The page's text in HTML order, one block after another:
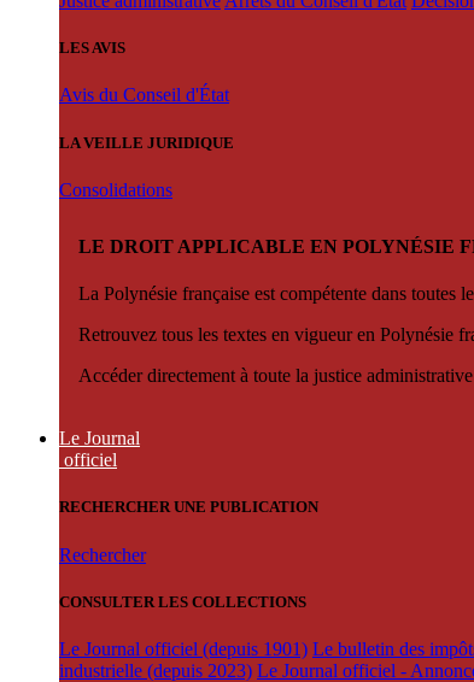
LES AVIS
Avis du Conseil d'État
LA VEILLE JURIDIQUE
Consolidations
LE DROIT APPLICABLE EN POLYNÉSIE
La Polynésie française est compétente dans toutes
Retrouvez tous les textes en vigueur en Polynésie
Accéder directement à toute la justice
Le Journal
officiel
RECHERCHER UNE PUBLICATION
Rechercher
CONSULTER LES COLLECTIONS
Le Journal officiel (depuis 1901) Le bulletin des
industrielle (depuis 2023) Le Journal officiel -